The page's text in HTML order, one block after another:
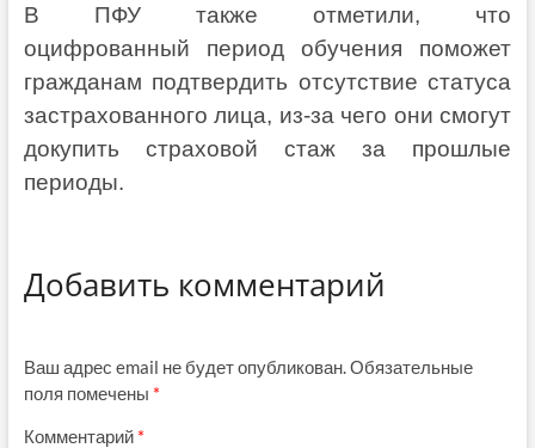
В ПФУ также отметили, что
оцифрованный период обучения поможет
гражданам подтвердить отсутствие статуса
застрахованного лица, из-за чего они смогут
докупить страховой стаж за прошлые
периоды.
Добавить комментарий
Ваш адрес email не будет опубликован.Обязательные
поля помечены *
Комментарий *